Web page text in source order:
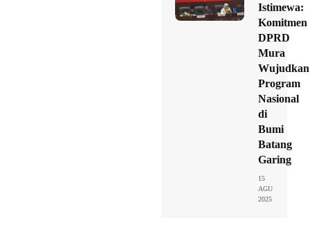
Istimewa:
Komitmen
DPRD
Mura
Wujudkan
Program
Nasional
di
Bumi
Batang
Garing
15
AGU
2025